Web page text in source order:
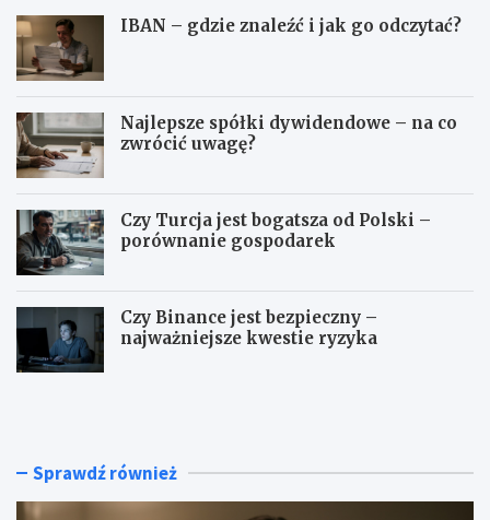
IBAN – gdzie znaleźć i jak go odczytać?
Najlepsze spółki dywidendowe – na co
zwrócić uwagę?
Czy Turcja jest bogatsza od Polski –
porównanie gospodarek
Czy Binance jest bezpieczny –
najważniejsze kwestie ryzyka
I
g
N
p Sprawdź również